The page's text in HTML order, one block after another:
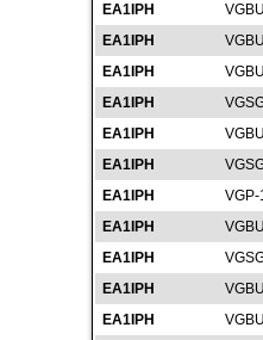
EA1IPH
EA1IPH
EA1IPH
EA1IPH
EA1IPH
EA1IPH
EA1IPH
EA1IPH
EA1IPH
EA1IPH
EA1IPH